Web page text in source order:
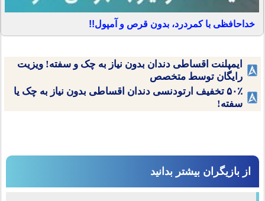
خداحافظی با کمردرد، بدون قرص و آمپول!!
ایمپلنت اقساطی دندان بدون نیاز به چک و سفته! ویزیت
رایگان توسط متخصص
۵۰٪ تخفیف ارتودنسی دندان اقساطی بدون نیاز به چک یا
سفته!
از بازیگران بیشتر بدانید